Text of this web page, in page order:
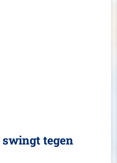
swingt tegen